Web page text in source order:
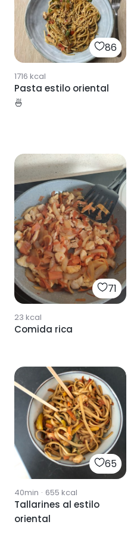
86
1716 kcal
Pasta estilo oriental
🍜
71
23 kcal
Comida rica
65
40min · 655 kcal
Tallarines al estilo
oriental